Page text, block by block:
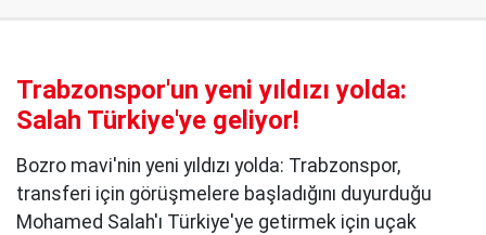
Trabzonspor'un yeni yıldızı yolda:
Salah Türkiye'ye geliyor!
Bozro mavi'nin yeni yıldızı yolda: Trabzonspor,
transferi için görüşmelere başladığını duyurduğu
Mohamed Salah'ı Türkiye'ye getirmek için uçak